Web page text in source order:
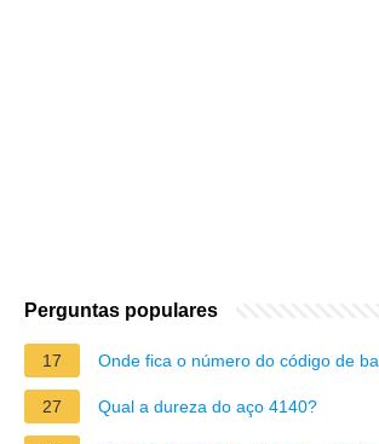
Perguntas populares
17 Onde fica o número do código de
27 Qual a dureza do aço 4140?